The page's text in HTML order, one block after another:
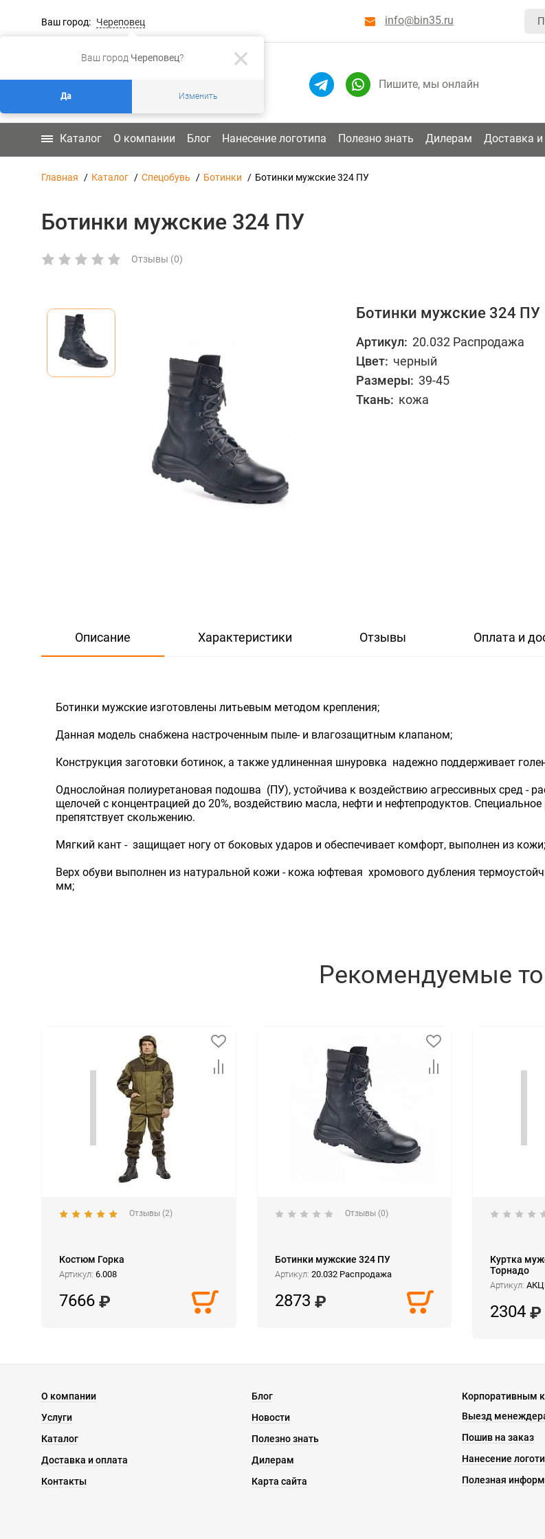
Ваш город Череповец?
Да Изменить
Ваш город: Череповец info@bin35.ru
Пишите, мы онлайн
Каталог О компании Блог Нанесение логотипа Полезно знать Дилерам Доставка и
Главная Каталог Спецобувь Ботинки Ботинки мужские 324 ПУ
Ботинки мужские 324 ПУ
Отзывы (0)
Ботинки мужские 324 ПУ
Артикул: 20.032 Распродажа
Цвет: черный
Размеры: 39-45
Ткань: кожа
Описание Характеристики Отзывы Оплата и
Ботинки мужские изготовлены литьевым методом крепления;
Данная модель снабжена настроченным пыле- и влагозащитным клапаном;
Конструкция заготовки ботинок, а также удлиненная шнуровка надежно поддерживает
Однослойная полиуретановая подошва (ПУ), устойчива к воздействию агрессивных сред -
щелочей с концентрацией до 20%, воздействию масла, нефти и нефтепродуктов.
препятствует скольжению.
Мягкий кант - защищает ногу от боковых ударов и обеспечивает комфорт, выполнен из кожи;
Верх обуви выполнен из натуральной кожи - кожа юфтевая хромового дубления
мм;
Рекомендуемые
Отзывы (2)
Костюм Горка
Артикул: 6.008
7666
Отзывы (0)
Ботинки мужские 324 ПУ
Артикул: 20.032 Распродажа
2873
Куртка
Торнадо
Артикул:
2304
О компании
Блог
Услуги
Новости
Каталог
Полезно знать
Доставка и оплата
Дилерам
Контакты
Карта сайта
Корпоративным
Выезд
Пошив на заказ
Нанесение
Полезная